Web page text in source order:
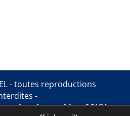
- toutes reproductions
-
gestion des cookies.CGUV